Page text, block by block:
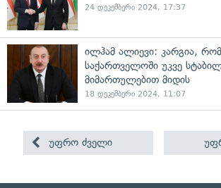
24 დეკემბერი 2024, 17:37
ილჰამ ალიევი: კარგია,
საქართველოში უკვე
მიმართულებით მიდის
18 დეკემბერი 2024, 11:07
უფრო ძველი